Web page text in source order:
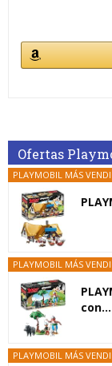
Ofertas
PLAYMOBIL MÁS
PLAYMOBIL MÁS
con...
PLAYMOBIL MÁS